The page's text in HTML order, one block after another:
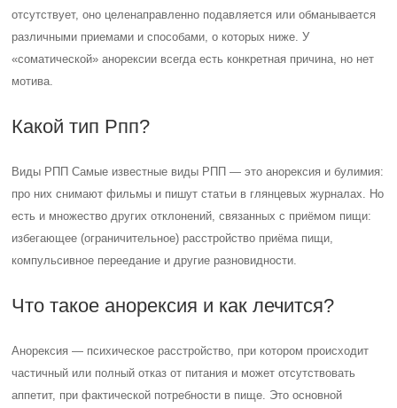
отсутствует, оно целенаправленно подавляется или обманывается
различными приемами и способами, о которых ниже. У
«соматической» анорексии всегда есть конкретная причина, но нет
мотива.
Какой тип Рпп?
Виды РПП Самые известные виды РПП — это анорексия и булимия:
про них снимают фильмы и пишут статьи в глянцевых журналах. Но
есть и множество других отклонений, связанных с приёмом пищи:
избегающее (ограничительное) расстройство приёма пищи,
компульсивное переедание и другие разновидности.
Что такое анорексия и как лечится?
Анорексия — психическое расстройство, при котором происходит
частичный или полный отказ от питания и может отсутствовать
аппетит, при фактической потребности в пище. Это основной